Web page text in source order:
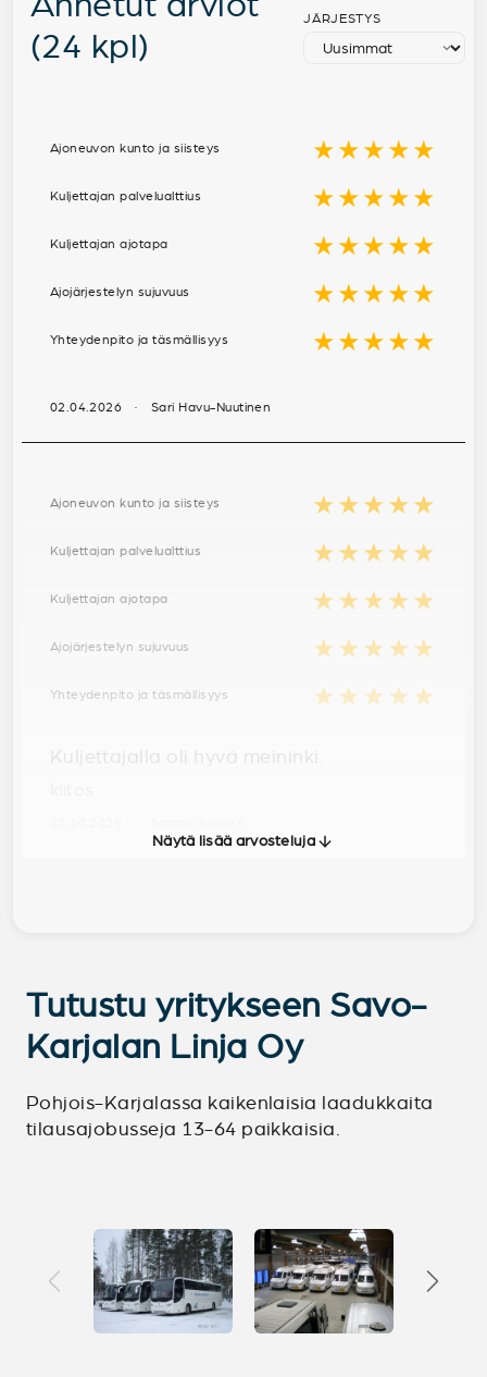
(24 kpl)
JÄRJESTYS
Ajoneuvon kunto ja siisteys ★★★★★
Kuljettajan palvelualttius ★★★★★
Kuljettajan ajotapa ★★★★★
Ajojärjestelyn sujuvuus ★★★★★
Yhteydenpito ja täsmällisyys ★★★★★
02.04.2026 · Sari Havu-Nuutinen
Ajoneuvon kunto ja siisteys ★★★★★
Kuljettajan palvelualttius ★★★★★
Kuljettajan ajotapa ★★★★★
Ajojärjestelyn sujuvuus ★★★★★
Yhteydenpito ja täsmällisyys ★★★★★
Kuljettajalla oli hyvä meininki.
Näytä lisää arvosteluja
Tutustu yritykseen Savo-
Karjalan Linja Oy
Pohjois-Karjalassa kaikenlaisia laadukkaita
tilausajobusseja 13-64 paikkaisia.